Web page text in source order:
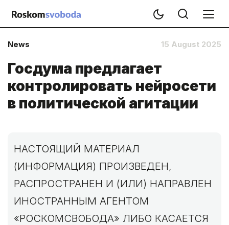
News 15 August 2025
Госдума предлагает
контролировать нейросети
в политической агитации
НАСТОЯЩИЙ МАТЕРИАЛ
(ИНФОРМАЦИЯ) ПРОИЗВЕДЕН,
РАСПРОСТРАНЕН И (ИЛИ) НАПРАВЛЕН
ИНОСТРАННЫМ АГЕНТОМ
«РОСКОМСВОБОДА» ЛИБО КАСАЕТСЯ